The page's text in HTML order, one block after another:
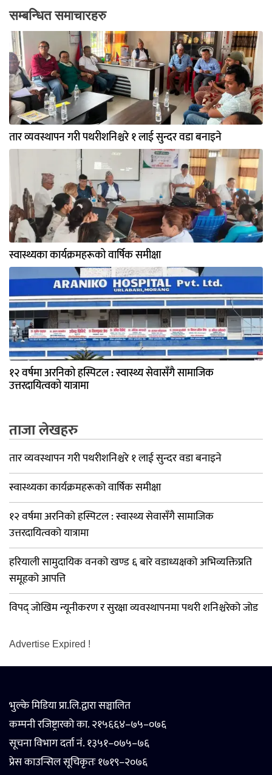
सम्बन्धित समाचारहरु
तार व्यवस्थापन गरी पथरीशनिश्चरे १ लाई सुन्दर वडा बनाइने
स्वास्थ्यका कार्यक्रमहरूको वार्षिक समीक्षा
१२ वर्षमा अरनिको हस्पिटल : स्वास्थ्य सेवासँगै सामाजिक
उत्तरदायित्वको यात्रामा
ताजा लेखहरु
तार व्यवस्थापन गरी पथरीशनिश्चरे १ लाई सुन्दर वडा बनाइने
स्वास्थ्यका कार्यक्रमहरूको वार्षिक समीक्षा
१२ वर्षमा अरनिको हस्पिटल : स्वास्थ्य सेवासँगै सामाजिक
उत्तरदायित्वको यात्रामा
हरियाली सामुदायिक वनको खण्ड ६ बारे वडाध्यक्षको अभिव्यक्तिप्रति
समूहको आपत्ति
विपद् जोखिम न्यूनीकरण र सुरक्षा व्यवस्थापनमा पथरी शनिश्चरेको जोड
Advertise Expired !
भुल्के मिडिया प्रा.लि.द्वारा सञ्चालित
कम्पनी रजिष्ट्रारको का. २१५६६४–७५–०७६
सूचना विभाग दर्ता नं. १३५१–०७५–७६
प्रेस काउन्सिल सूचिकृतः १७१९–२०७६